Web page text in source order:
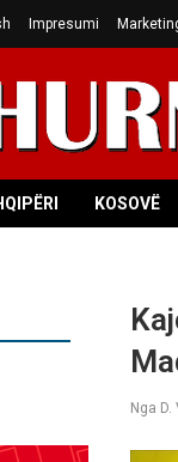
Impresumi
KOSOVË
Nga D.